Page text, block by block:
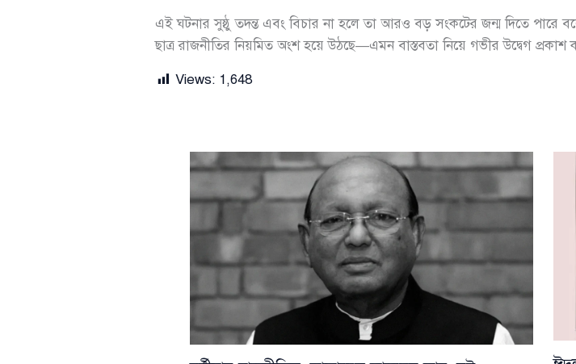
এই ঘটনার সুষ্ঠু তদন্ত এবং বিচার না হলে তা আরও বড় সংকটের জন্ম দিতে পারে
ছাত্র রাজনীতির নিয়মিত অংশ হয়ে উঠছে—এমন বাস্তবতা নিয়ে গভীর উদ্বেগ প্রকাশ
Views: 1,648